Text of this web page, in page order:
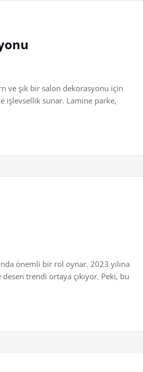
ve şık bir salon dekorasyonu için
işlevsellik sunar. Lamine parke,
önemli bir rol oynar. 2023 yılına
trendi ortaya çıkıyor. Peki, bu